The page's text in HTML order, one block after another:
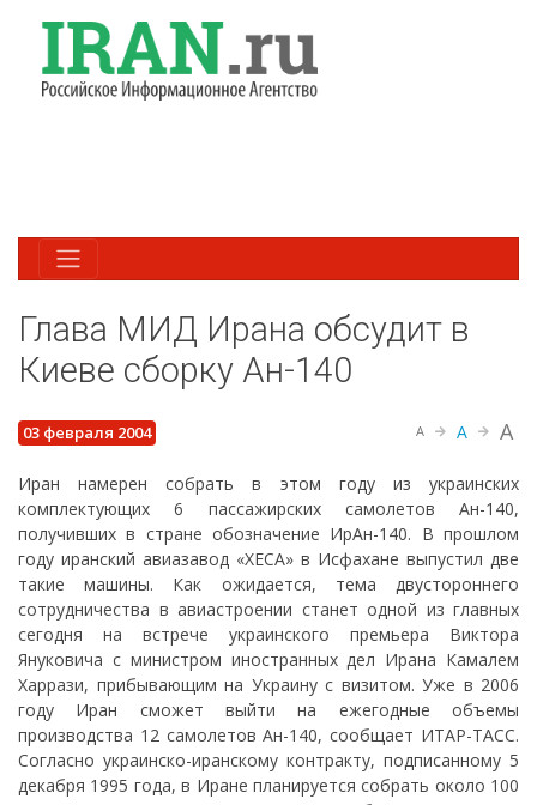
Глава МИД Ирана обсудит в
Киеве сборку Ан-140
03 февраля 2004 A A A
Иран намерен собрать в этом году из украинских
комплектующих 6 пассажирских самолетов Ан-140,
получивших в стране обозначение ИрАн-140. В прошлом
году иранский авиазавод «ХЕСА» в Исфахане выпустил две
такие машины. Как ожидается, тема двустороннего
сотрудничества в авиастроении станет одной из главных
сегодня на встрече украинского премьера Виктора
Януковича с министром иностранных дел Ирана Камалем
Харрази, прибывающим на Украину с визитом. Уже в 2006
году Иран сможет выйти на ежегодные объемы
производства 12 самолетов Ан-140, сообщает ИТАР-ТАСС.
Согласно украинско-иранскому контракту, подписанному 5
декабря 1995 года, в Иране планируется собрать около 100